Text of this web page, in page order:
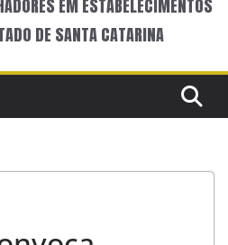
EM ESTABELECIMENTOS
DE SANTA CATARINA